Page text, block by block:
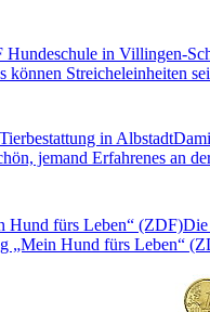
Hundeschule in Villingen-
können Streicheleinheiten
in Albstadt
jemand Erfahrenes an
Hund fürs Leben“ (ZDF)Die
„Mein Hund fürs Leben“